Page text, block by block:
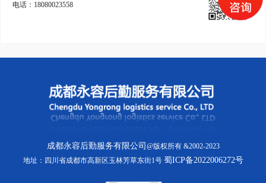
电话：18080023558
成都永容后勤服务有限公司 @版权所有 &2002-2023
地址：四川省成都市高新区玉林芳草东街1号 蜀ICP备2022006272号